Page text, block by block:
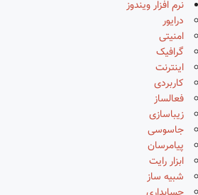
نرم افزار ویندوز
درایور
امنیتی
گرافیک
اینترنت
کاربردی
فعالساز
زیباسازی
جاسوسی
پیامرسان
ابزار رایت
شبیه ساز